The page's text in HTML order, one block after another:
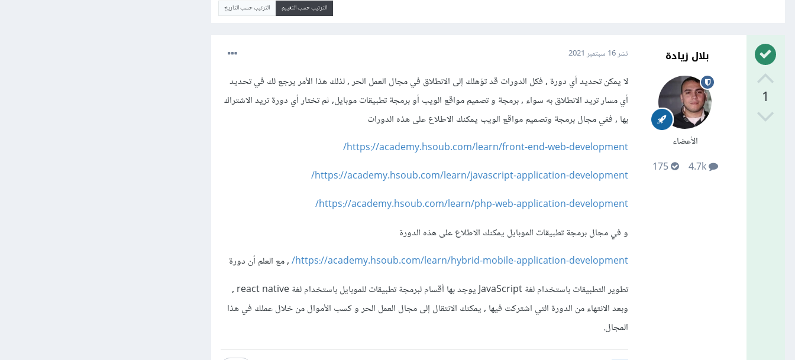
الترتيب حسب التقييم الترتيب حسب التاريخ
1
بلال زيادة
الأعضاء
4.7k
175
نشر16 سبتمبر 2021
لا يمكن تحديد أي دورة , فكل الدورات قد تؤهلك إلى الانطلاق في مجال العمل الحر , لذلك هذا الأمر يرجع لك في تحديد
أي مسار تريد الانطلاق به سواء , برمجة و تصميم مواقع الويب أو برمجة تطبيقات موبايل, ثم تختار أي دورة تريد الاشتراك
بها , ففي مجال برمجة وتصميم مواقع الويب يمكنك الاطلاع على هذه الدورات
https://academy.hsoub.com/learn/front-end-web-development/
https://academy.hsoub.com/learn/javascript-application-development/
https://academy.hsoub.com/learn/php-web-application-development/
و في مجال برمجة تطبيقات الموبايل يمكنك الاطلاع على هذه الدورة
https://academy.hsoub.com/learn/hybrid-mobile-application-development/ , مع العلم أن دورة
تطوير التطبيقات باستخدام لغة JavaScript يوجد بها أقسام لبرمجة تطبيقات للموبايل باستخدام لغة react native ,
وبعد الانتهاء من الدورة التي اشتركت فيها , يمكنك الانتقال إلى مجال العمل الحر و كسب الأموال من خلال عملك في هذا
المجال.